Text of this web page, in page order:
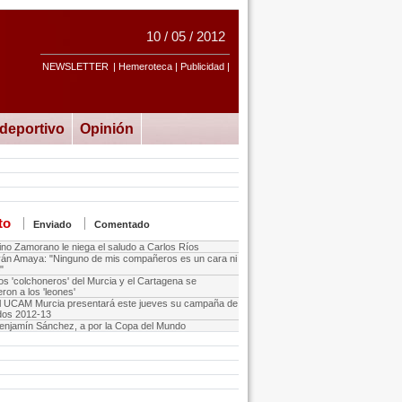
10 / 05 / 2012
NEWSLETTER | Hemeroteca | Publicidad |
Opinión
Enviado Comentado
Zamorano le niega el saludo a Carlos Ríos
Amaya: "Ninguno de mis compañeros es un cara ni
'colchoneros' del Murcia y el Cartagena se
a los 'leones'
UCAM Murcia presentará este jueves su campaña de
2012-13
Sánchez, a por la Copa del Mundo